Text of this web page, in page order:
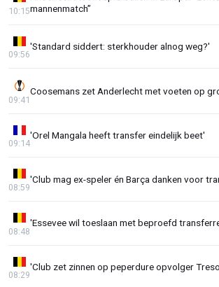
mannenmatch”
10:15
'Standard siddert: sterkhouder alnog weg?'
09:56
Coosemans zet Anderlecht met voeten op
09:41
'Orel Mangala heeft transfer eindelijk beet'
09:14
'Club mag ex-speler én Barça danken voor
08:59
'Essevee wil toeslaan met beproefd
08:48
'Club zet zinnen op peperdure opvolger
08:29